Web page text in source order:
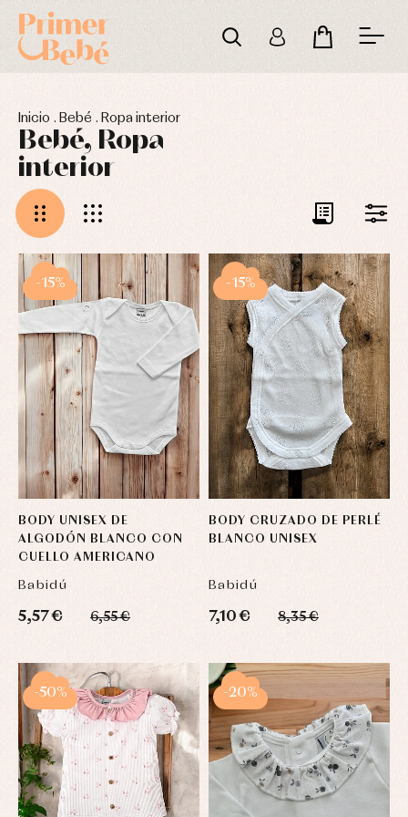
Inicio . Bebé . Ropa interior
Bebé, Ropa
interior
BODY UNISEX DE
ALGODÓN BLANCO CON
CUELLO AMERICANO
Babidú
5,57 € 6,55 €
-15%
BODY CRUZADO DE PERLÉ
BLANCO UNISEX
Babidú
7,10 € 8,35 €
-15%
-50% -20%